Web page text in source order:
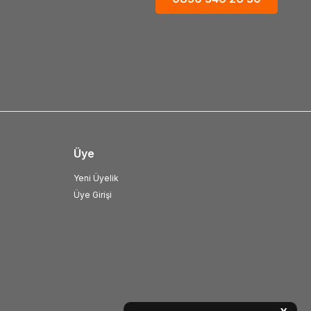
Üye
Yeni Üyelik
Üye Girişi